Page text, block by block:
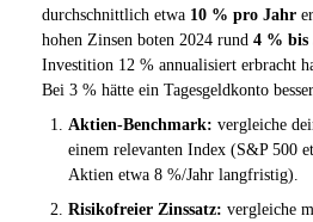
durchschnittlich etwa 10 % pro Jahr
hohen Zinsen boten 2024 rund 4 %
Investition 12 % annualisiert erbracht
Bei 3 % hätte ein Tagesgeldkonto
Aktien-Benchmark: vergleiche
einem relevanten Index (S&P 500
Aktien etwa 8 %/Jahr langfristig).
Risikofreier Zinssatz: vergleiche